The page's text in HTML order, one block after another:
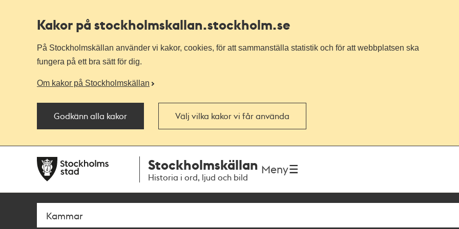
Kakor på stockholmskallan.stockholm.se
På Stockholmskällan använder vi kakor, cookies, för att sammanställa statistik och för att webbplatsen ska
fungera på ett bra sätt för dig.
Om kakor på Stockholmskällan
Godkänn alla kakor Välj vilka kakor vi får använda
navigationen
huvudinnehållet
Stockholmskällan
Historia i ord, ljud och bild
Meny
Sök